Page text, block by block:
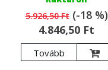
5.926,50 Ft(-18 %)
4.846,50 Ft
Tovább